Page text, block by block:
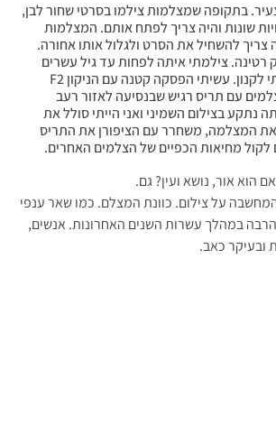
בתקופה שמצלמות צילמו בסרטי שחור לבן,
שונות והיה צריך לפתח אותם. המצלמות
צריך להשחיל את הסרט ולגלול אותו אחורה.
רטינה. צילמתי איתה לפחות עד גיל עשרים
ומשהו. מתישהו עברתי לקנון. עשיתי הפסקה קטנה עם הניקון F2
עם תריס רגיש שבנסיעה לאזור רעב
נתקע בצילום השמיני ואני הייתי סולל את
המצלמה, משחרר עם הציפורן את התריס
מחיאות הכפיים של הצלמים האחרים.
הוא אור, נושא ועין? גם.
על צילום. כוונת המצלם. כמו שאר ענפי
במהלך עשרות השנים האחרונות. אנשים,
ובעיקר כאב.